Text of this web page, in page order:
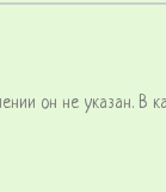
он не указан. В